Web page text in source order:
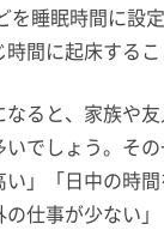
を睡眠時間に設
間に起床するこ
ると、家族や
でしょう。そ
」「日中の時
仕事が少ない